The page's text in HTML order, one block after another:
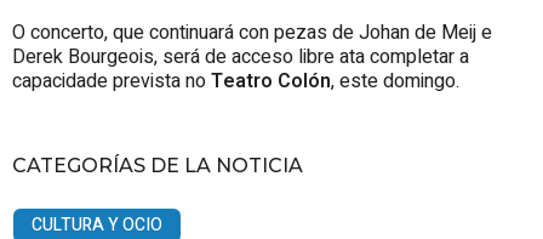
O concerto, que continuará con pezas de Johan de Meij e
Derek Bourgeois, será de acceso libre ata completar a
capacidade prevista noTeatro Colón, este domingo.
CATEGORÍAS DE LA NOTICIA
CULTURA Y OCIO